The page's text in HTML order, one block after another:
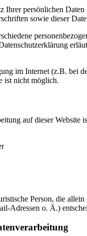
Ihrer persönlichen
sowie dieser
im Internet (z.B.
ist nicht möglich.
auf dieser Website
Person, die
Adressen o. Ä.)